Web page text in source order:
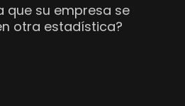
que su empresa se
otra estadística?